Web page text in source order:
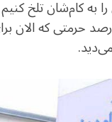
s
A
p
l e
کام‌شان تلخ
حرمتی که الان